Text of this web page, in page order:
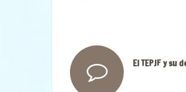
El TEPJF y